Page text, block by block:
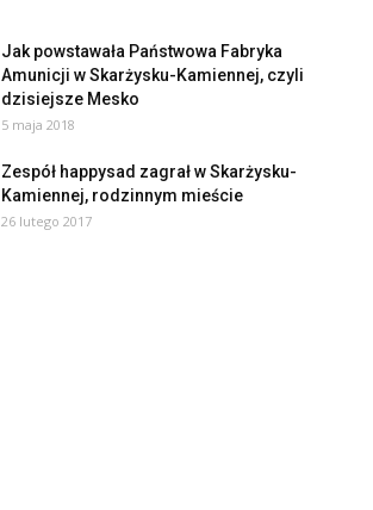
Jak powstawała Państwowa Fabryka
Amunicji w Skarżysku-Kamiennej, czyli
dzisiejsze Mesko
5 maja 2018
Zespół happysad zagrał w Skarżysku-
Kamiennej, rodzinnym mieście
26 lutego 2017